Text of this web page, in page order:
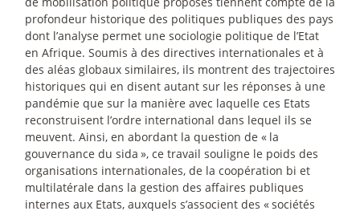
profondeur historique des politiques publiques des pays
dont l’analyse permet une sociologie politique de l’Etat
en Afrique. Soumis à des directives internationales et à
des aléas globaux similaires, ils montrent des trajectoires
historiques qui en disent autant sur les réponses à une
pandémie que sur la manière avec laquelle ces Etats
reconstruisent l’ordre international dans lequel ils se
meuvent. Ainsi, en abordant la question de « la
gouvernance du sida », ce travail souligne le poids des
organisations internationales, de la coopération bi et
multilatérale dans la gestion des affaires publiques
internes aux Etats, auxquels s’associent des «sociétés